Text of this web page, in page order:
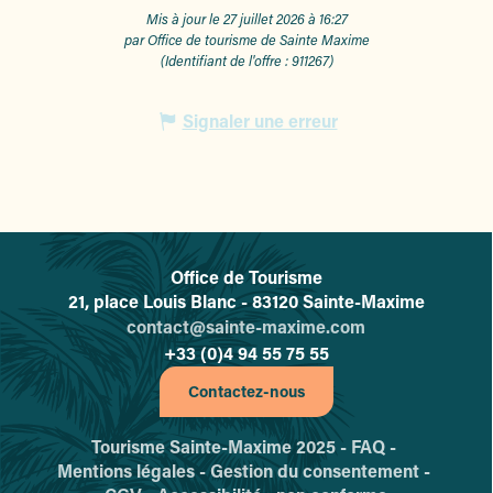
Mis à jour le 27 juillet 2026 à 16:27
par Office de tourisme de Sainte Maxime
(Identifiant de l'offre :911267)
Signaler une erreur
L'office de tourisme de Sainte-
Office de Tourisme
21, place Louis Blanc - 83120 Sainte-Maxime
contact@sainte-maxime.com
+33 (0)4 94 55 75 55
Contactez-nous
Tourisme Sainte-Maxime 2025 - FAQ -
Mentions légales -Gestion du consentement -